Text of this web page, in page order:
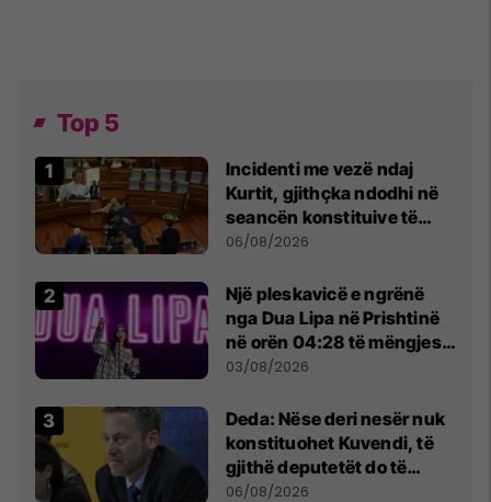
Top 5
Incidenti me vezë ndaj
Kurtit, gjithçka ndodhi në
seancën konstituive të
Kuvendit
06/08/2026
Një pleskavicë e ngrënë
nga Dua Lipa në Prishtinë
në orën 04:28 të mëngjesit
- dhe bota digjitale serbe
03/08/2026
Deda: Nëse deri nesër nuk
konstituohet Kuvendi, të
gjithë deputetët do të
bëjnë shkelje të rëndë
06/08/2026